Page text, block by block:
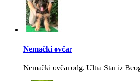
Nemački ovčar
Nemački ovčar,odg. Ultra Star iz